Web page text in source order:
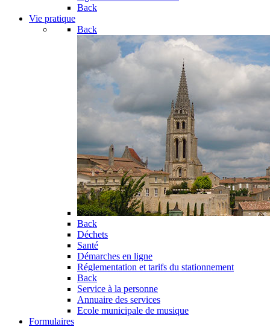
Back
Vie pratique
Back
Back
Déchets
Santé
Démarches en ligne
Réglementation et tarifs du stationnement
Back
Service à la personne
Annuaire des services
Ecole municipale de musique
Formulaires